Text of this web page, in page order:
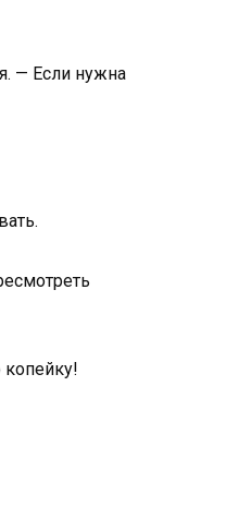
— Если нужна